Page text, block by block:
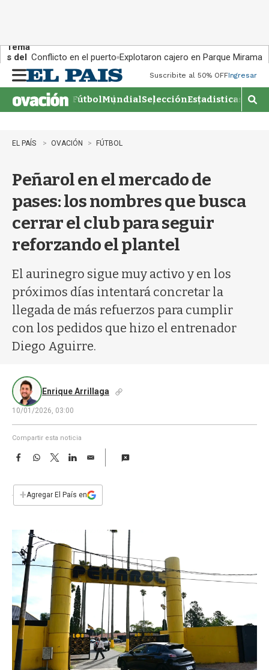
Tema
s del
día:
Conflicto en el puerto Explotaron cajero en Parque Miramar
n
u
Suscribite al 50% OFFIngresar
FútbolMundialSelecciónEstadisticas
M
o
EL PAÍS OVACIÓN FÚTBOL
Peñarol en el mercado de
pases: los nombres que busca
cerrar el club para seguir
reforzando el plantel
El aurinegro sigue muy activo y en los
próximos días intentará concretar la
llegada de más refuerzos para cumplir
con los pedidos que hizo el entrenador
Diego Aguirre.
Enrique Arrillaga
10/01/2026, 03:00
Compartir esta noticia
F
e
b
W
s
p
T
w
t
L
E
i
l
+Agregar El País en